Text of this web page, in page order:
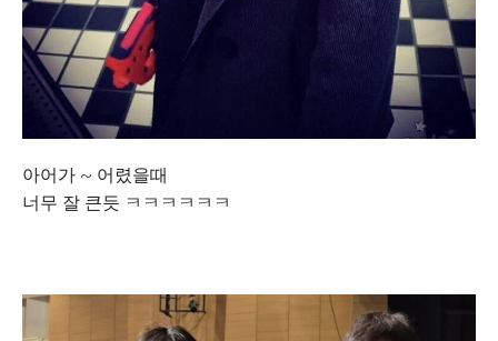
아어가 ~ 어렸을때
너무 잘 큰듯 ㅋㅋㅋㅋㅋㅋ